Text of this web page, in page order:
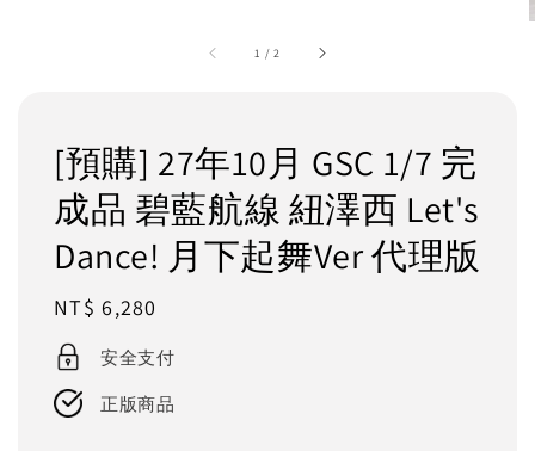
1 /2
[預購] 27年10月 GSC 1/7 完
成品 碧藍航線 紐澤西 Let's
Dance! 月下起舞Ver 代理版
Regular
price
NT$ 6,280
安全支付
正版商品